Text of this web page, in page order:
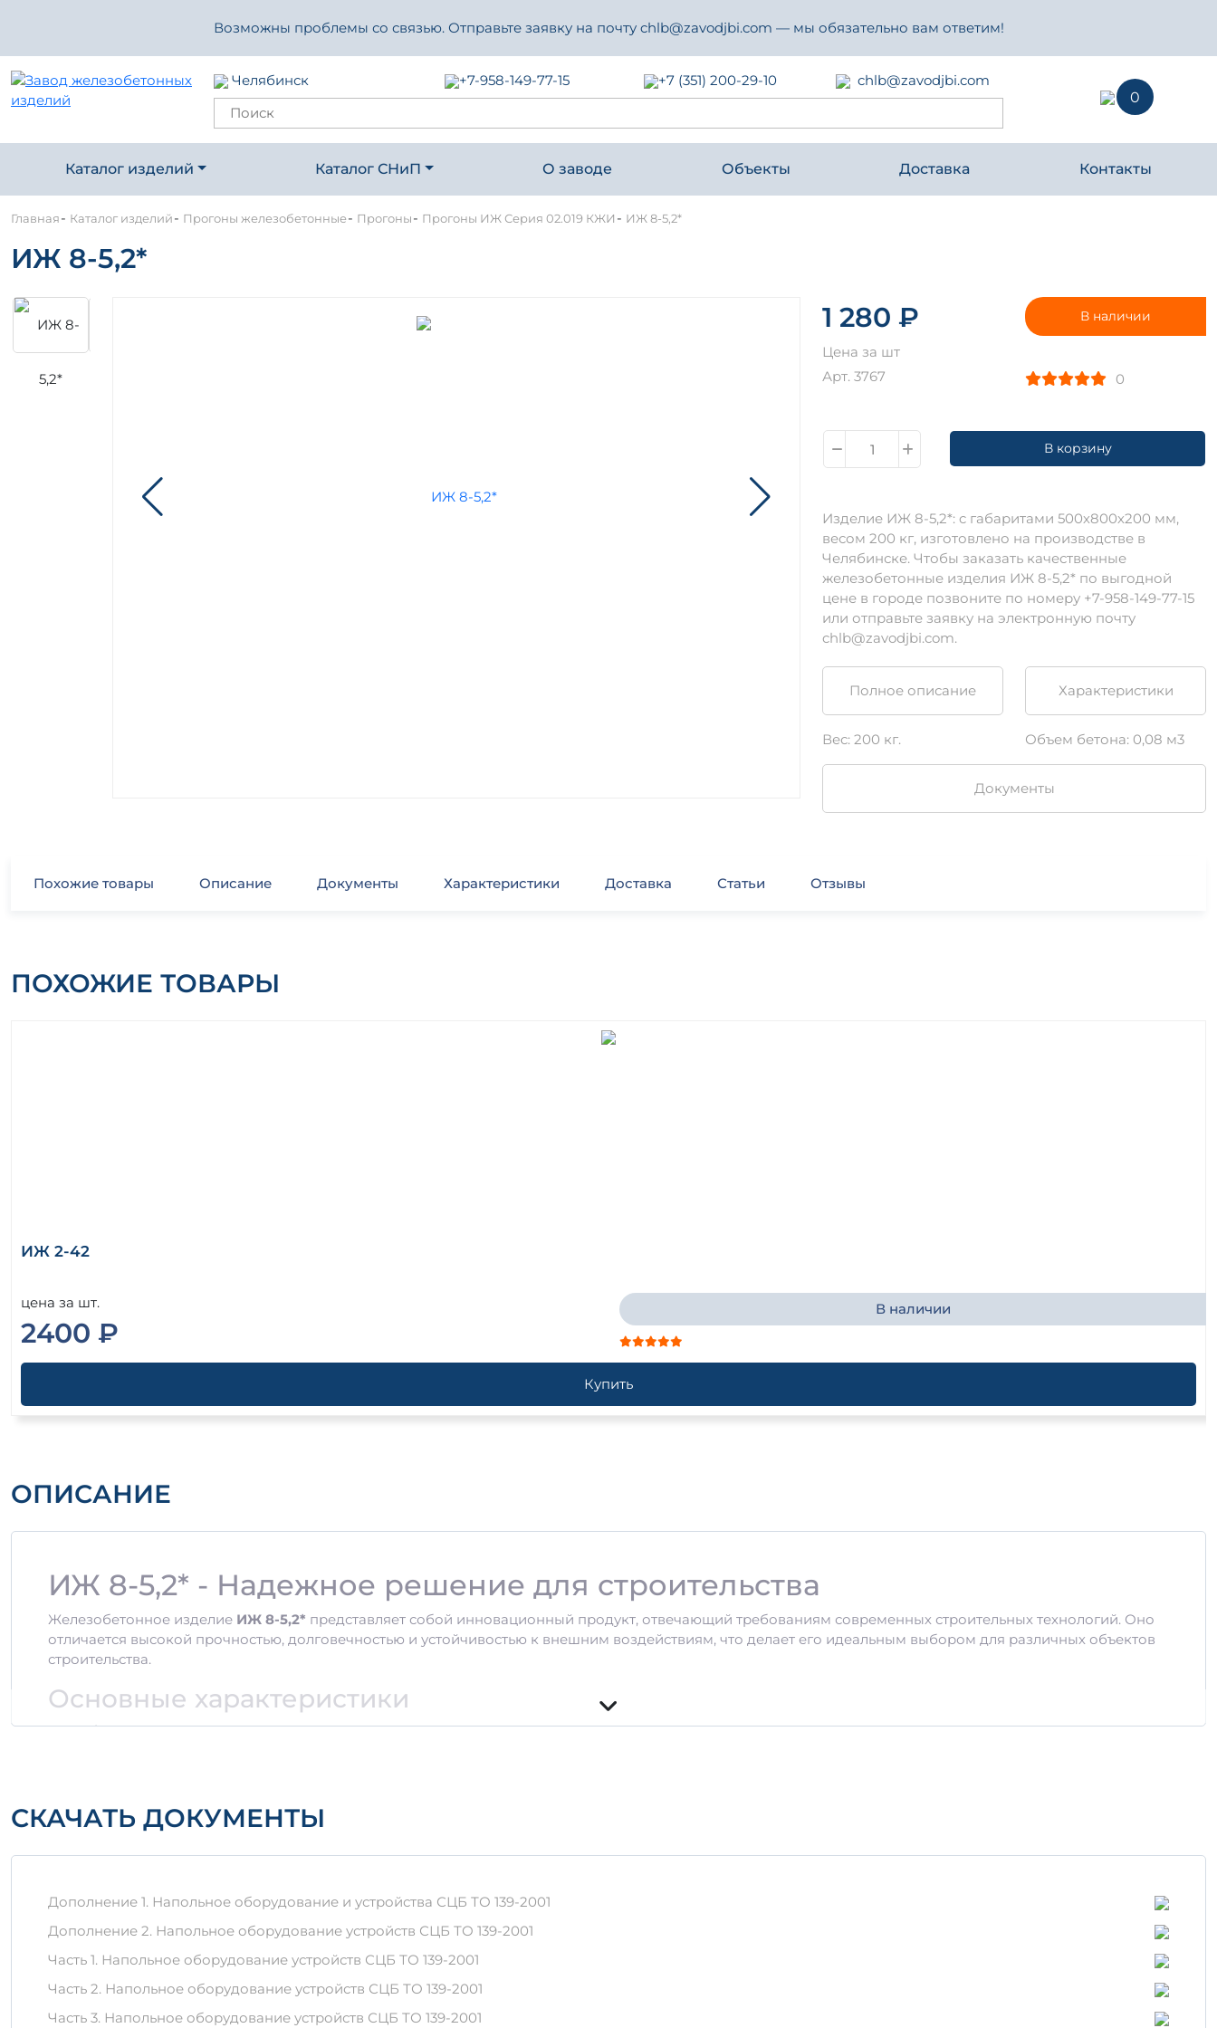
Возможны проблемы со связью. Отправьте заявку на почту chlb@zavodjbi.com — мы обязательно вам ответим!
Челябинск +7-958-149-77-15 +7 (351) 200-29-10
chlb@zavodjbi.com
0
Каталог изделий Каталог СНиП О заводе Объекты Доставка Контакты
Главная- Каталог изделий- Прогоны железобетонные- Прогоны- Прогоны ИЖ Серия 02.019 КЖИ - ИЖ 8-5,2*
ИЖ 8-5,2*
1 280 ₽
Цена за шт
Арт. 3767
В наличии
0
В корзину
Изделие ИЖ 8-5,2*: c габаритами 500х800х200 мм,
весом 200 кг, изготовлено на производстве в
Челябинске. Чтобы заказать качественные
железобетонные изделия ИЖ 8-5,2* по выгодной
цене в городе позвоните по номеру +7-958-149-77-15
или отправьте заявку на электронную почту
chlb@zavodjbi.com.
Полное описание Характеристики
Вес: 200 кг. Объем бетона: 0,08 м3
Документы
Похожие товары Описание Документы Характеристики Доставка Статьи Отзывы
ПОХОЖИЕ ТОВАРЫ
ИЖ 2-42
цена за шт.
2400 ₽
В наличии
Купить
ОПИСАНИЕ
ИЖ 8-5,2* - Надежное решение для строительства
Железобетонное изделие ИЖ 8-5,2* представляет собой инновационный продукт, отвечающий требованиям современных строительных технологий. Оно
отличается высокой прочностью, долговечностью и устойчивостью к внешним воздействиям, что делает его идеальным выбором для различных объектов
строительства.
Основные характеристики
Объем: 0,08 м3
Преимущества использования ИЖ 8-5,2*
Долговечность:Бетон высокой марки обеспечивает изделие длительным сроком службы.
Материалы
Для производства ИЖ 8-5,2* используется высококачественный бетон марки М200 и выше, а также стальная арматура, соответствующая ГОСТ. Это
СКАЧАТЬ ДОКУМЕНТЫ
Дополнение 1. Напольное оборудование и устройства СЦБ ТО 139-2001
Дополнение 2. Напольное оборудование устройств СЦБ ТО 139-2001
Часть 1. Напольное оборудование устройств СЦБ ТО 139-2001
Часть 2. Напольное оборудование устройств СЦБ ТО 139-2001
Часть 3. Напольное оборудование устройств СЦБ ТО 139-2001